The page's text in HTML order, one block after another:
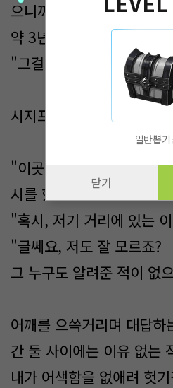
으니까.
약 3년 정도 되었겠네요!"
"그걸 어떻게 알아요?"
시지프가 씩 웃으며 말했다.
"이곳에 온 날부터 해가
시를 했죠."
"혹시, 저기 거리에 있는
"글쎄요, 저도 잘 모르죠?
그 누구도 알려준 적이 없
어깨를 으쓱거리며 대답
간 둘 사이에는 이유 없는
내가 어색함을 없애려 헛
일반뽑기
닫기